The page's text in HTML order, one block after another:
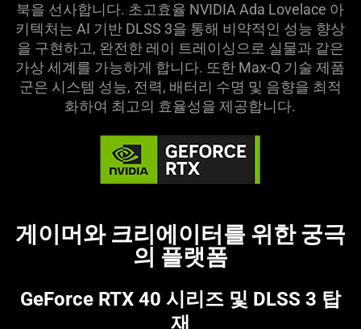
북을 선사합니다. 초고효율 NVIDIA Ada Lovelace 아
키텍처는 AI 기반 DLSS 3을 통해 비약적인 성능 향상
을 구현하고, 완전한 레이 트레이싱으로 실물과 같은
가상 세계를 가능하게 합니다. 또한 Max-Q 기술 제품
군은 시스템 성능, 전력, 배터리 수명 및 음향을 최적
화하여 최고의 효율성을 제공합니다.
게이머와 크리에이터를 위한 궁극
의 플랫폼
GeForce RTX 40 시리즈 및 DLSS 3 탑
재